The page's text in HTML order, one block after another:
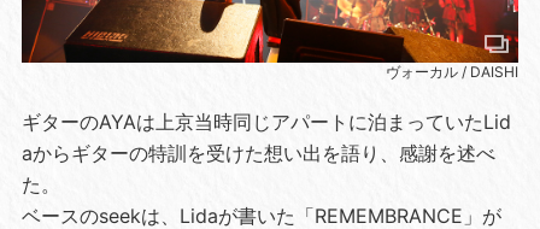
ヴォーカル / DAISHI
ギターのAYAは上京当時同じアパートに泊まっていたLid
aからギターの特訓を受けた想い出を語り、感謝を述べ
た。
ベースのseekは、Lidaが書いた「REMEMBRANCE」が